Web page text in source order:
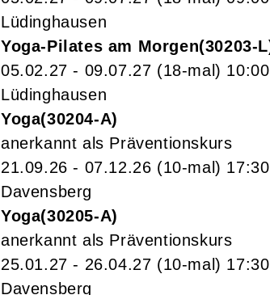
Lüdinghausen
Yoga-Pilates am Morgen 30203-L
05.02.27 - 09.07.27 (18-mal) 10:00
Lüdinghausen
Yoga 30204-A
anerkannt als Präventionskurs
21.09.26 - 07.12.26 (10-mal) 17:30
Davensberg
Yoga 30205-A
anerkannt als Präventionskurs
25.01.27 - 26.04.27 (10-mal) 17:30
Davensberg